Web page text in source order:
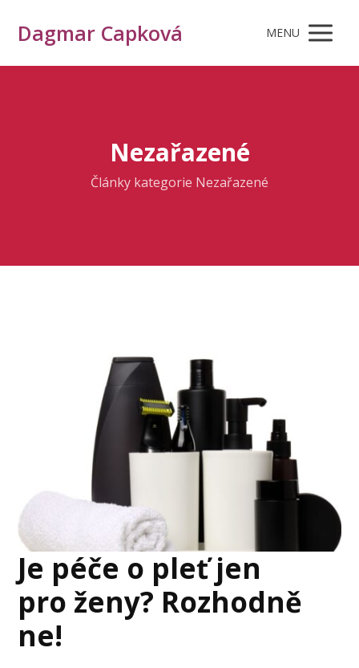
Dagmar Capková MENU
Nezařazené
Články kategorie Nezařazené
Je péče o pleť jen
pro ženy? Rozhodně
ne!